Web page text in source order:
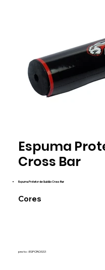
ESPCROSS1
Espuma
Cross Bar
Espuma Protetor de Guidão Cross Bar
Cores
preto - ESPCROSS1